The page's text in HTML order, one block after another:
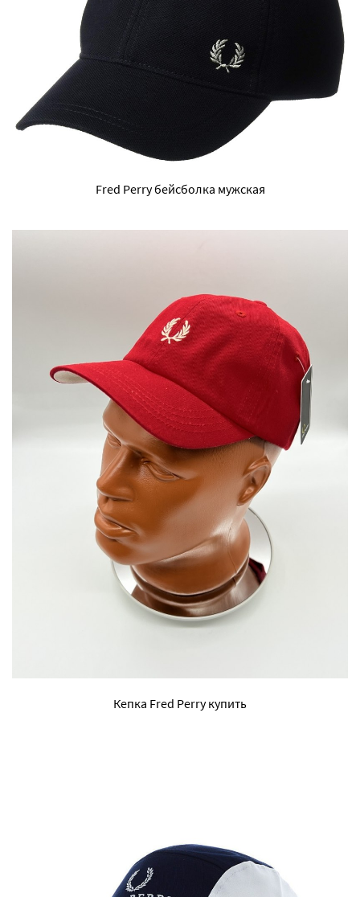
Fred Perry бейсболка мужская
Кепка Fred Perry купить